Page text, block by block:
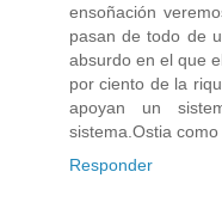
ensoñación
pasan de todo de
absurdo en el que
por ciento de la
apoyan un
sistema.Ostia
Responder